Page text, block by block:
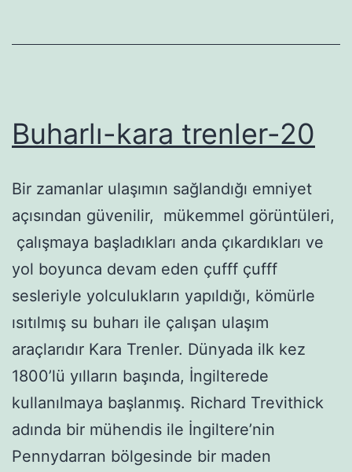
Buharlı-kara trenler-20
Bir zamanlar ulaşımın sağlandığı emniyet
açısından güvenilir, mükemmel görüntüleri,
çalışmaya başladıkları anda çıkardıkları ve
yol boyunca devam eden çufff çufff
sesleriyle yolculukların yapıldığı, kömürle
ısıtılmış su buharı ile çalışan ulaşım
araçlarıdır Kara Trenler. Dünyada ilk kez
1800’lü yılların başında, İngilterede
kullanılmaya başlanmış. Richard Trevithick
adında bir mühendis ile İngiltere’nin
Pennydarran bölgesinde bir maden